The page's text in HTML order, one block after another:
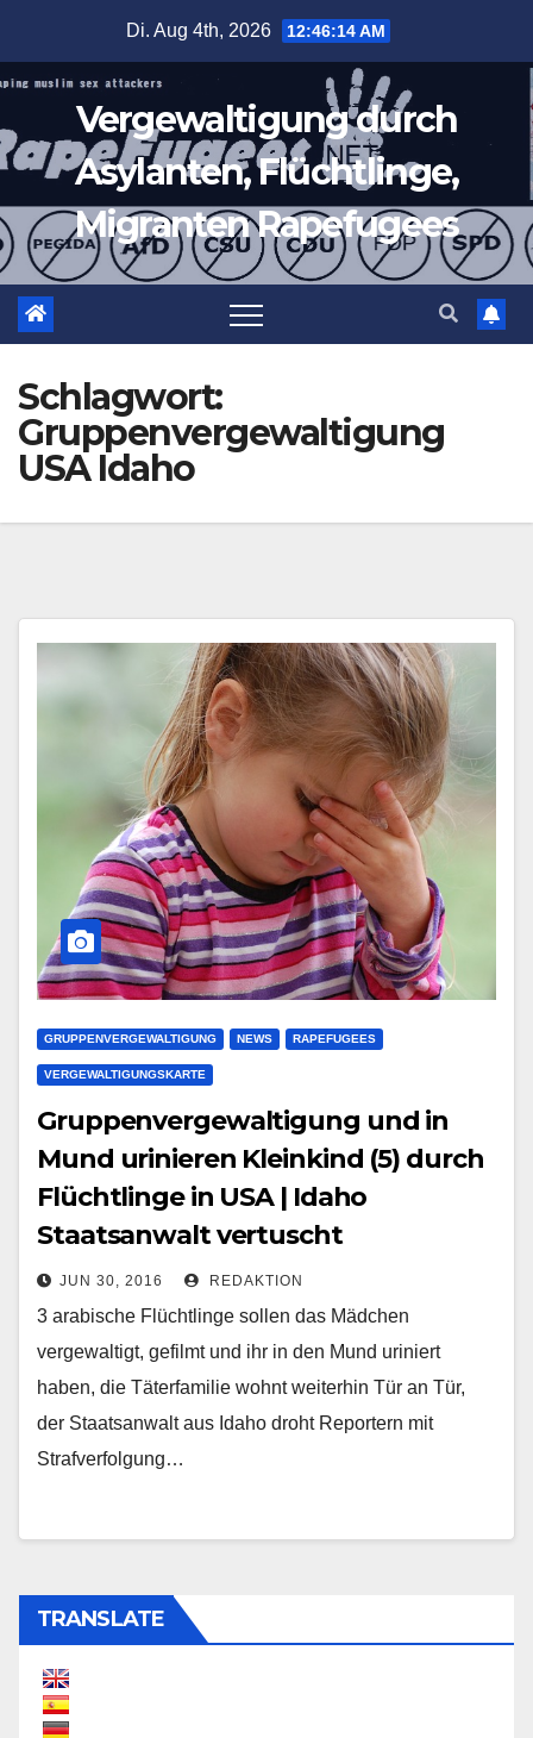
springen
Di. Aug 4th, 2026 12:46:15 AM
Vergewaltigung durch
Asylanten, Flüchtlinge,
Migranten Rapefugees
Schlagwort:
Gruppenvergewaltigung
USA Idaho
GRUPPENVERGEWALTIGUNG NEWS RAPEFUGEES
VERGEWALTIGUNGSKARTE
Gruppenvergewaltigung und in
Mund urinieren Kleinkind (5) durch
Flüchtlinge in USA | Idaho
Staatsanwalt vertuscht
JUN 30, 2016 REDAKTION
3 arabische Flüchtlinge sollen das Mädchen
vergewaltigt, gefilmt und ihr in den Mund uriniert
haben, die Täterfamilie wohnt weiterhin Tür an Tür,
der Staatsanwalt aus Idaho droht Reportern mit
Strafverfolgung…
TRANSLATE